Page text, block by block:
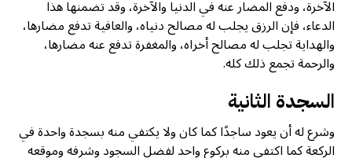
الآخرة، ودفع المضار عنه في الدنيا والآخرة، وقد تضمنها هذا
الدعاء، فإن الرزق يجلب له مصالح دنياه، والعافية تدفع مضارها،
والهداية تجلب له مصالح أخراه، والمغفرة تدفع عنه مضارها،
والرحمة تجمع ذلك كله.
السجدة الثانية
وشرع له أن يعود ساجدًا كما كان ولا يكتفي منه بسجدة واحدة في
الركعة كما اكتفى منه بركوع واحد لفضل السجود وشرفه وموقعه